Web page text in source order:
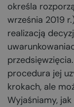
określa
września 2019
realizacją
procedura jej
krokach, ale
Wyjaśniamy,